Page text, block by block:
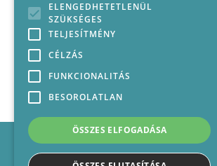
Impresszum
Médiajánlat
ELENGEDHETETLENÜL
SZÜKSÉGES
TELJESÍTMÉNY
CÉLZÁS
FUNKCIONALITÁS
BESOROLATLAN
ÖSSZES ELFOGADÁSA